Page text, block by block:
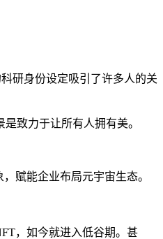
研身份设定吸引了许多人的关
致力于让所有人拥有美。
赋能企业布局元宇宙生态。
，如今就进入低谷期。甚